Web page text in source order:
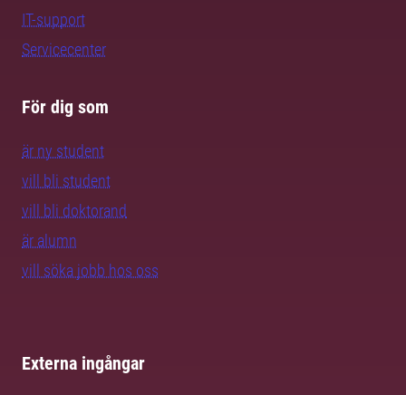
IT-support
Servicecenter
För dig som
är ny student
vill bli student
vill bli doktorand
är alumn
vill söka jobb hos oss
Externa ingångar